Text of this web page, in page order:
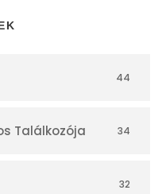
44
Találkozója 34
32